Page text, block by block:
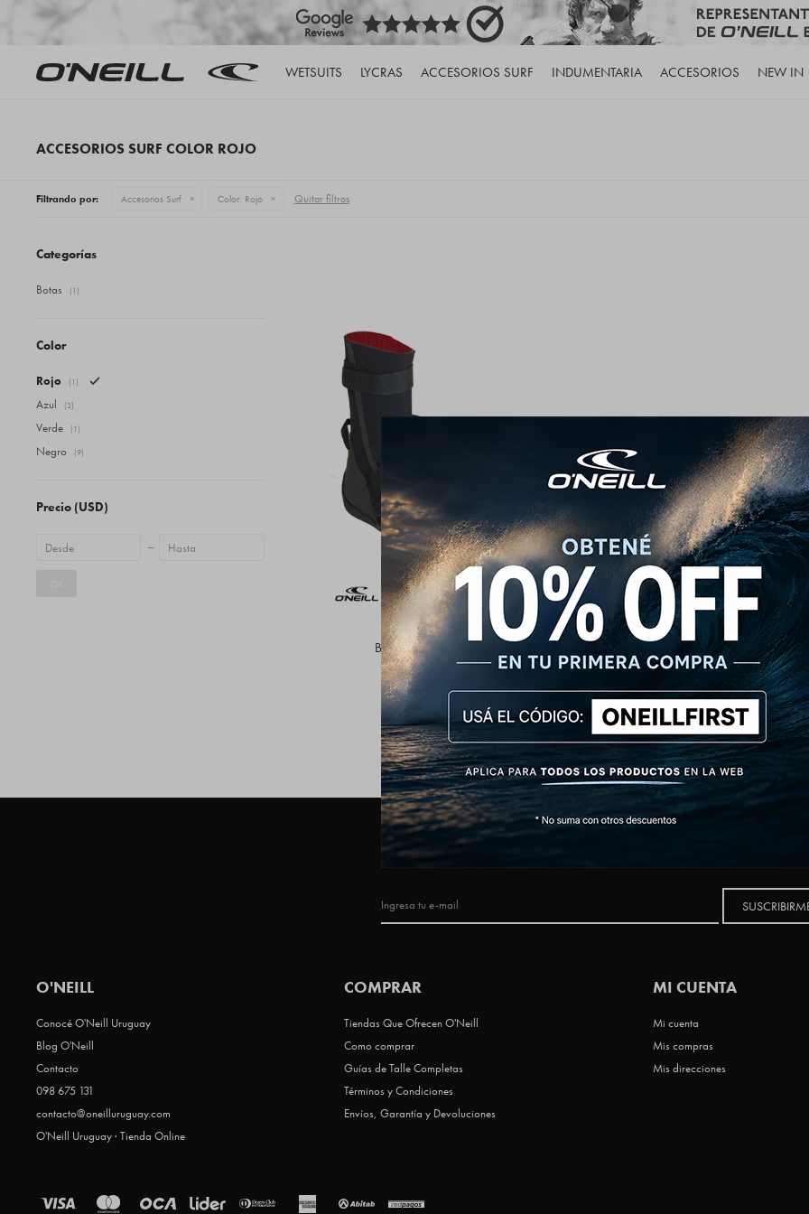
WETSUITS LYCRAS ACCESORIOS SURF INDUMENTARIA ACCESORIOS NEW IN
ACCESORIOS SURF COLOR ROJO
Filtrando por: Accesorios Surf Color: Rojo Quitar filtros
Botas Hyperfreak Fire 3mm
180
Categorías
Botas (1)
Precio (USD)
Color
Rojo (1)
Azul (2)
Verde (1)
Negro (9)
O'NEILL
Conocé O'Neill Uruguay
Blog O'Neill
Contacto
098 675 131
contacto@oneilluruguay.com
O'Neill Uruguay · Tienda Online
COMPRAR
Tiendas Que Ofrecen O'Neill
Como comprar
Guías de Talle Completas
Términos y Condiciones
Envíos, Garantía y Devoluciones
MI CUENTA
Mi cuenta
Mis compras
Mis direcciones